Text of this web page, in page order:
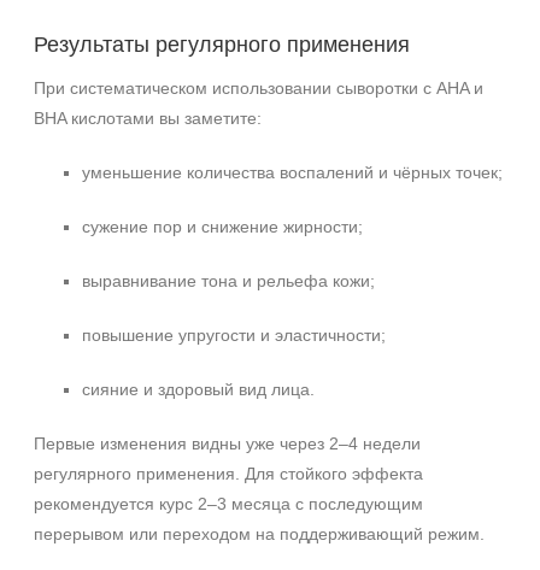
Результаты регулярного применения
При систематическом использовании сыворотки с AHA и
BHA кислотами вы заметите:
уменьшение количества воспалений и чёрных точек;
сужение пор и снижение жирности;
выравнивание тона и рельефа кожи;
повышение упругости и эластичности;
сияние и здоровый вид лица.
Первые изменения видны уже через 2–4 недели
регулярного применения. Для стойкого эффекта
рекомендуется курс 2–3 месяца с последующим
перерывом или переходом на поддерживающий режим.